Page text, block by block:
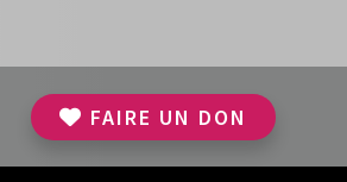
FAIRE UN DON